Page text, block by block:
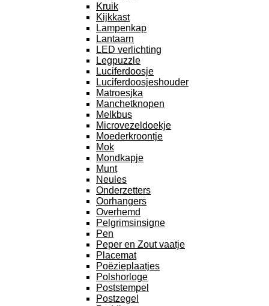
Kruik
Kijkkast
Lampenkap
Lantaarn
LED verlichting
Legpuzzle
Luciferdoosje
Luciferdoosjeshouder
Matroesjka
Manchetknopen
Melkbus
Microvezeldoekje
Moederkroontje
Mok
Mondkapje
Munt
Neules
Onderzetters
Oorhangers
Overhemd
Pelgrimsinsigne
Pen
Peper en Zout vaatje
Placemat
Poëzieplaatjes
Polshorloge
Poststempel
Postzegel